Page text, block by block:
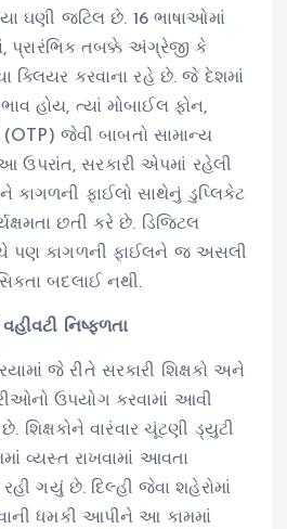
ઘણી જટિલ છે. 16 ભાષાઓમાં
પ્રારંભિક તબક્કે અંગ્રેજી કે
ક્લિયર કરવાના રહે છે. જે દેશમાં
હોય, ત્યાં મોબાઈલ ફોન,
જેવી બાબતો સામાન્ય
ઉપરાંત, સરકારી એપમાં રહેલી
ફાઈલો સાથેનું ડુપ્લિકેટ
છતી કરે છે. ડિજિટલ
પણ કાગળની ફાઈલને જ અસલી
બદલાઈ નથી.
નિષ્ફળતા
જે રીતે સરકારી શિક્ષકો અને
ઉપયોગ કરવામાં આવી
શિક્ષકોને વારંવાર ચૂંટણી ડ્યુટી
વ્યસ્ત રાખવામાં આવતા
ગયું છે. દિલ્હી જેવા શહેરોમાં
ધમકી આપીને આ કામમાં